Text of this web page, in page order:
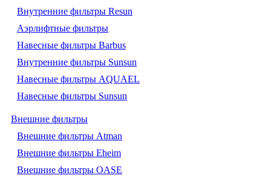
Внутренние фильтры Resun
Аэрлифтные фильтры
Навесные фильтры Barbus
Внутренние фильтры Sunsun
Навесные фильтры AQUAEL
Навесные фильтры Sunsun
Внешние фильтры
Внешние фильтры Atman
Внешние фильтры Eheim
Внешние фильтры OASE